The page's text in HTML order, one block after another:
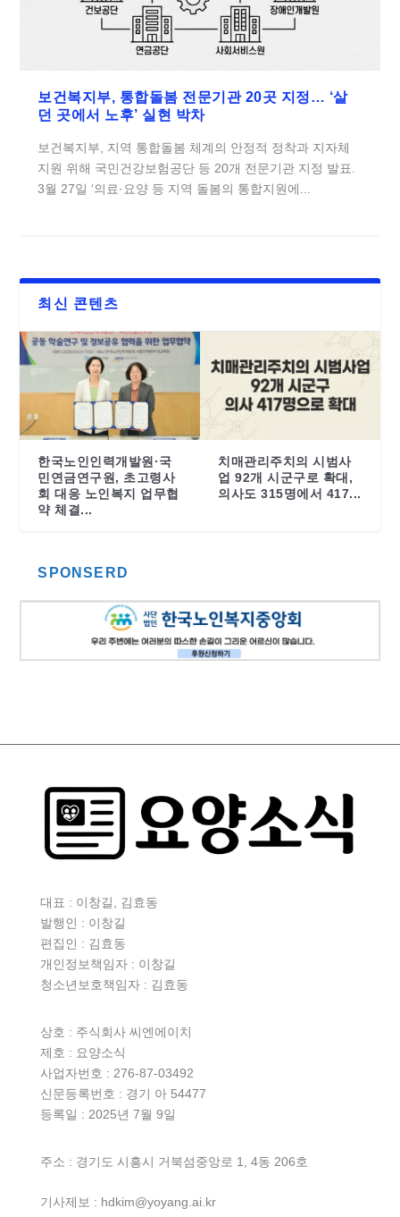
보건복지부, 통합돌봄 전문기관 20곳 지정… ‘살
던 곳에서 노후’ 실현 박차
보건복지부, 지역 통합돌봄 체계의 안정적 정착과 지자체
지원 위해 국민건강보험공단 등 20개 전문기관 지정 발표.
3월 27일 ‘의료·요양 등 지역 돌봄의 통합지원에...
최신 콘텐츠
한국노인인력개발원·국
민연금연구원, 초고령사
회 대응 노인복지 업무협
약 체결...
치매관리주치의 시범사
업 92개 시군구로 확대,
의사도 315명에서 417...
SPONSERD
대표 : 이창길, 김효동
발행인 : 이창길
편집인 : 김효동
개인정보책임자 : 이창길
청소년보호책임자 : 김효동
상호 : 주식회사 씨엔에이치
제호 : 요양소식
사업자번호 : 276-87-03492
신문등록번호 : 경기 아 54477
등록일 : 2025년 7월 9일
주소 : 경기도 시흥시 거북섬중앙로 1, 4동 206호
기사제보 : hdkim@yoyang.ai.kr